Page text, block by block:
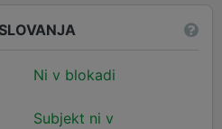
Ni v blokadi
Subjekt ni v